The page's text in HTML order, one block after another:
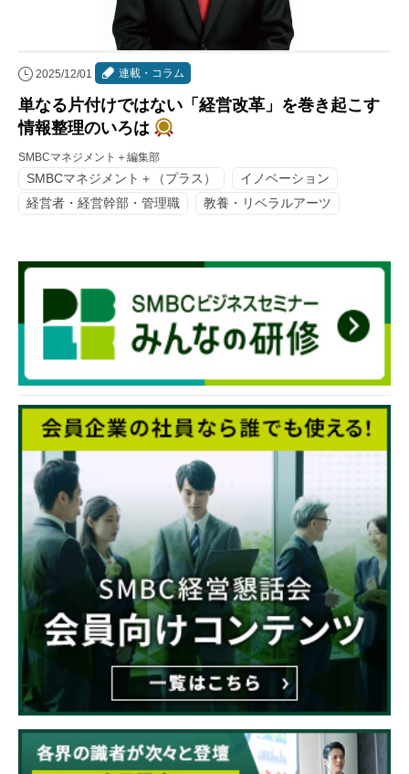
2025/12/01 連載・コラム
単なる片付けではない「経営改革」を巻き起こす
情報整理のいろは
SMBCマネジメント＋編集部
SMBCマネジメント＋（プラス）
イノベーション
経営者・経営幹部・管理職
教養・リベラルアーツ